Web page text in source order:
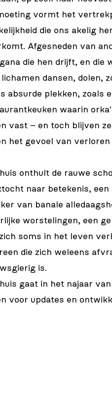
vormt het
die ons akelig
Afgesneden van
die hen drijft, en die
lichamen dansen, dolen,
absurde plekken, zoals
waarin
vast – en toch blijven
het gevoel van verloren
onthult de rauwe
naar betekenis,
van banale
worstelingen, een
soms in het leven
die zich weleens
is.
gaat in het najaar
voor updates en